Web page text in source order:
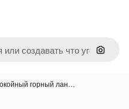
Поиск
горный лан…